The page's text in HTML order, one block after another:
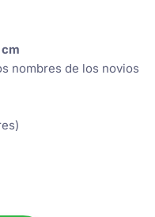
nombres de los novios